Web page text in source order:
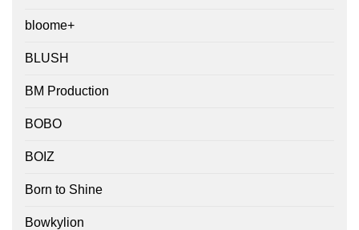
bloome+
BLUSH
BM Production
BOBO
BOIZ
Born to Shine
Bowkylion